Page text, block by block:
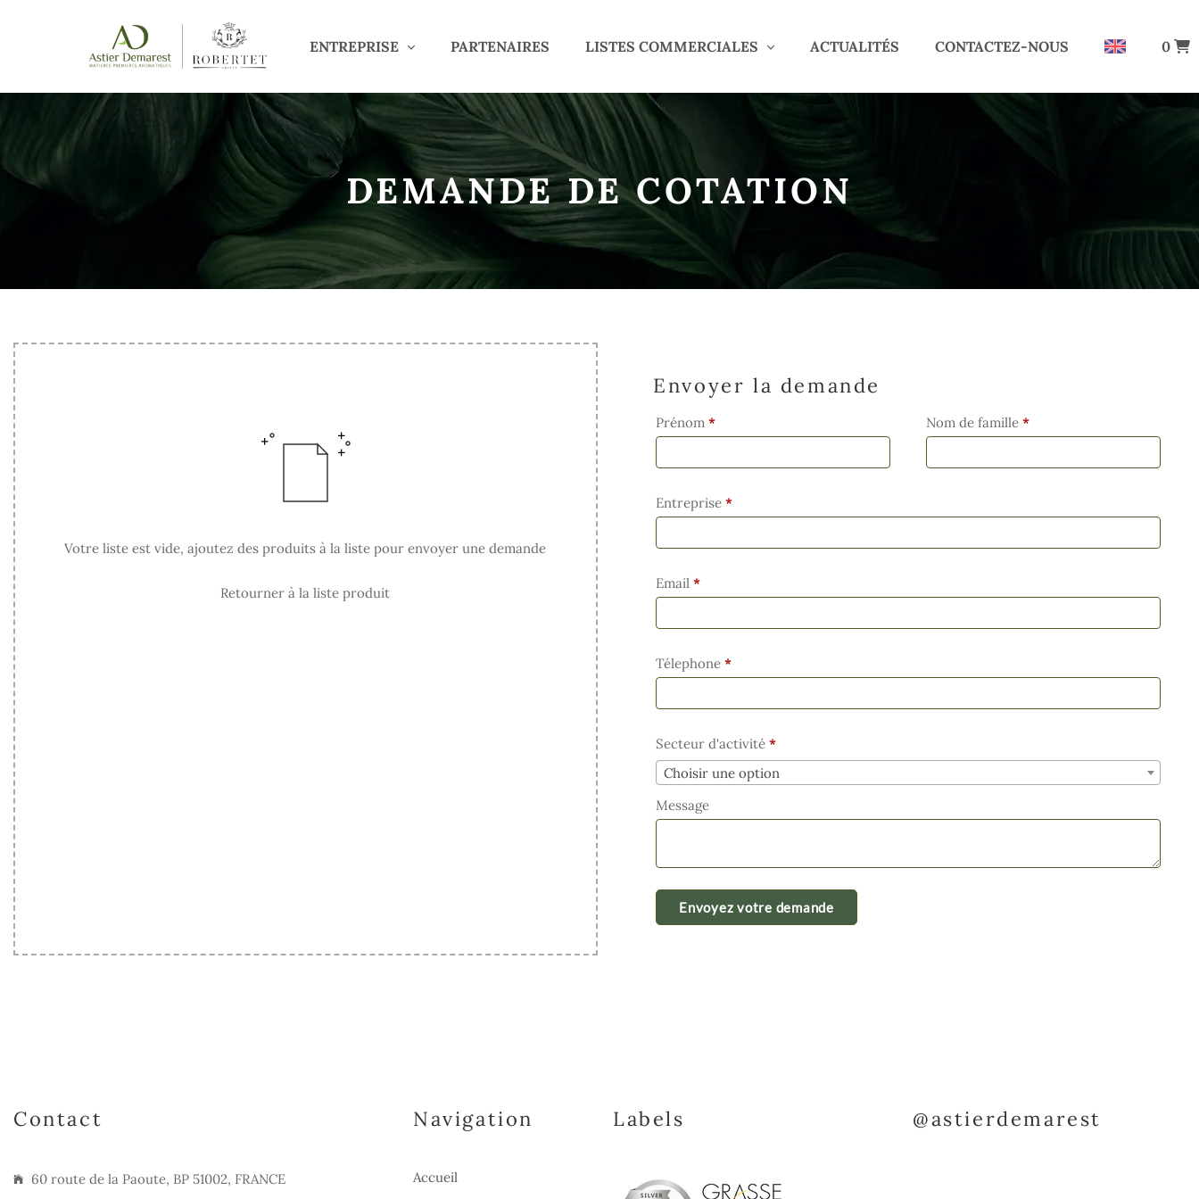
ENTREPRISE PARTENAIRES LISTES COMMERCIALES ACTUALITÉS CONTACTEZ-NOUS 0
DEMANDE DE COTATION
Votre liste est vide, ajoutez des produits à la liste pour envoyer une demande
Retourner à la liste produit
Envoyer la demande
Prénom* Nom de famille*
Entreprise*
Email*
Télephone*
Secteur d'activité*
Choisir une option
Message
Contact
60 route de la Paoute, BP 51002, FRANCE
Navigation
Accueil
Labels @astierdemarest